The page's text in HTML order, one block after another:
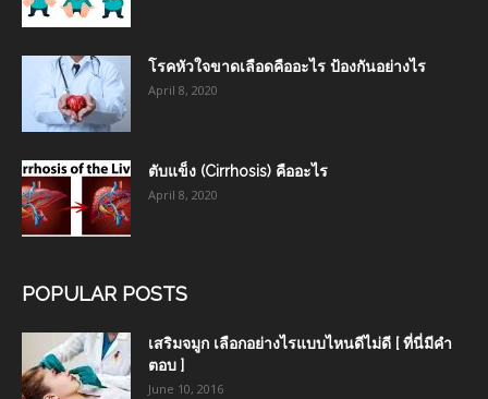
โรคหัวใจขาดเลือดคืออะไร ป้องกันอย่างไร
April 8, 2020
ตับแข็ง (Cirrhosis) คืออะไร
April 8, 2020
POPULAR POSTS
เสริมจมูก เลือกอย่างไรแบบไหนดีไม่ดี [ ที่นี่มีคำ
ตอบ ]
June 10, 2016